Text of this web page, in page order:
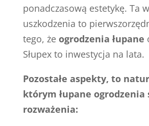
ponadczasową estetykę. Ta
uszkodzenia to
tego, że ogrodzenia łupane
Słupex to inwestycja na lata.
Pozostałe aspekty, to
którym łupane ogrodzenia
rozważenia: